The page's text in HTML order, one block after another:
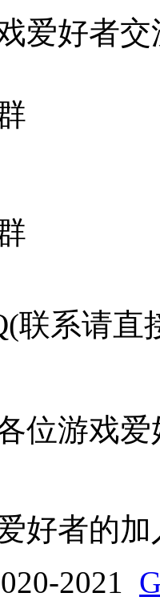
爱好者交
联系请直
位游戏
好者的加
2021